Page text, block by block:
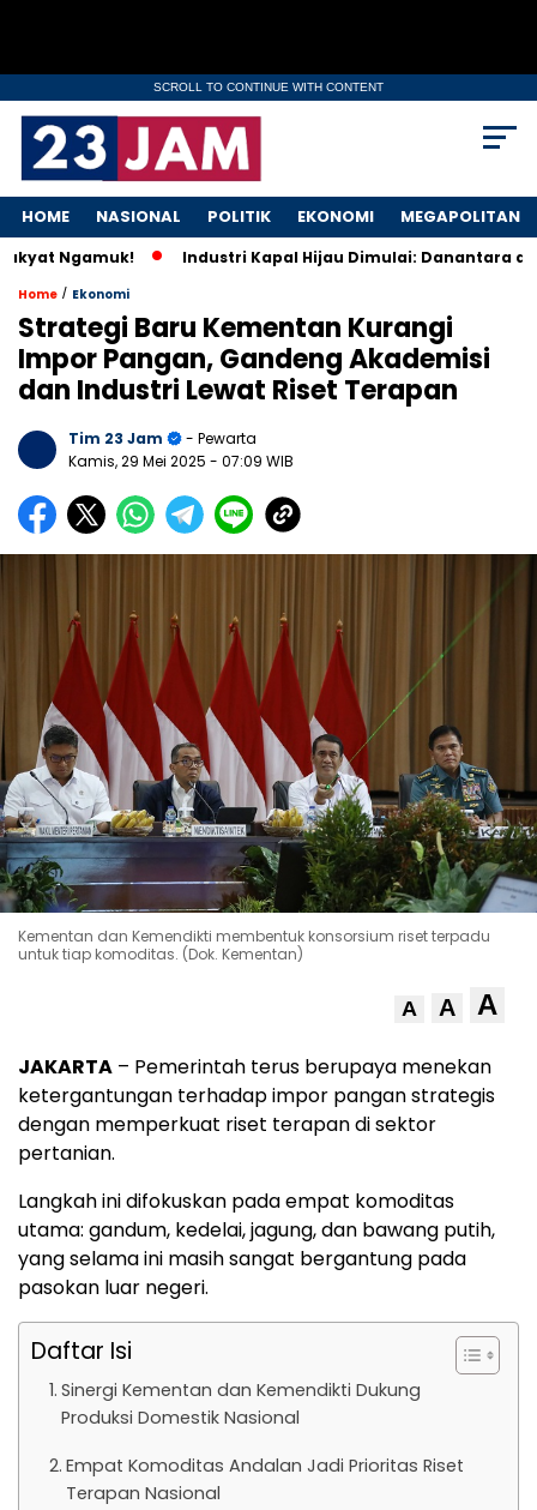
SCROLL TO CONTINUE WITH CONTENT
HOME NASIONAL POLITIK EKONOMI MEGAPOLITAN
Industri Kapal Hijau Dimulai: Danantara dan Rusia
Home / Ekonomi
Strategi Baru Kementan Kurangi
Impor Pangan, Gandeng Akademisi
dan Industri Lewat Riset Terapan
Tim 23 Jam
- Pewarta
Kamis, 29 Mei 2025 - 07:09 WIB
Kementan dan Kemendikti membentuk konsorsium riset terpadu
untuk tiap komoditas. (Dok. Kementan)
A A A
JAKARTA – Pemerintah terus berupaya menekan
ketergantungan terhadap impor pangan strategis
dengan memperkuat riset terapan di sektor
pertanian.
Langkah ini difokuskan pada empat komoditas
utama: gandum, kedelai, jagung, dan bawang putih,
yang selama ini masih sangat bergantung pada
pasokan luar negeri.
Daftar Isi
Sinergi Kementan dan Kemendikti Dukung
Produksi Domestik Nasional
Empat Komoditas Andalan Jadi Prioritas Riset
Terapan Nasional